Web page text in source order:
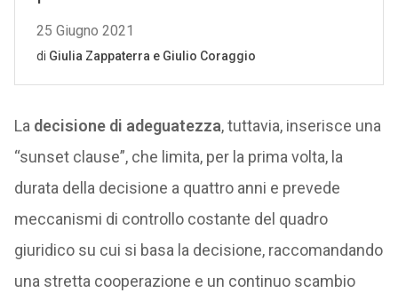
La decisione di adeguatezza, tuttavia, inserisce una
“sunset clause”, che limita, per la prima volta, la
durata della decisione a quattro anni e prevede
meccanismi di controllo costante del quadro
giuridico su cui si basa la decisione, raccomandando
una stretta cooperazione e un continuo scambio